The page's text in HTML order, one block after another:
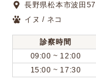
Calooペットとは？
口コミ投稿
長野県松本市波田
イヌ / ネコ
診察時間
09:00 ~ 12:00
15:00 ~ 17:30